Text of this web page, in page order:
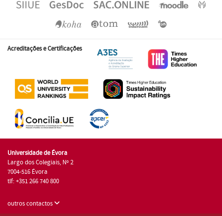
Acreditações e Certificações
Universidade de Évora
Largo dos Colegiais, Nº 2
7004-516 Évora
tlf: +351 266 740 800
outros contactos